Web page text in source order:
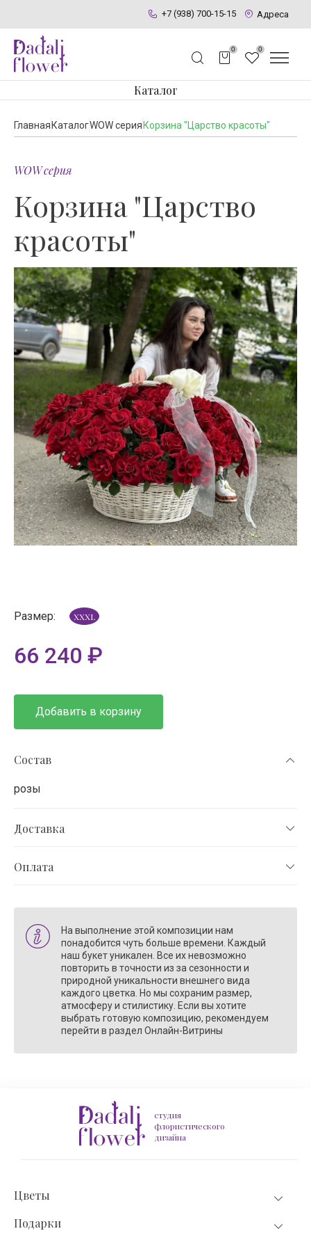
+7 (938) 700-15-15 Адреса
0 0
Каталог
Главная КаталогWOW серия Корзина "Царство красоты"
WOW серия
Корзина "Царство
красоты"
Размер: XXXL
66 240 ₽
Добавить в корзину
Состав
розы
Доставка
Оплата
На выполнение этой композиции нам
понадобится чуть больше времени. Каждый
наш букет уникален. Все их невозможно
повторить в точности из за сезонности и
природной уникальности внешнего вида
каждого цветка. Но мы сохраним размер,
атмосферу и стилистику. Если вы хотите
выбрать готовую композицию, рекомендуем
перейти в раздел Онлайн-Витрины
студия
флористического
дизайна
Цветы
Подарки